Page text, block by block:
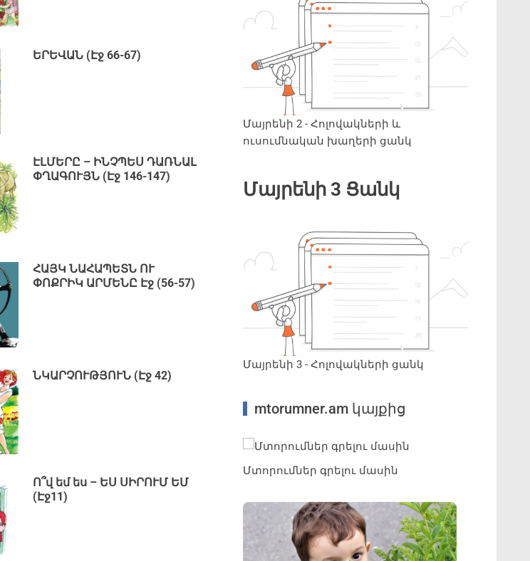
ԵՐԵՎԱՆ (Էջ 66-67)
ԷԼՄԵՐԸ – ԻՆՉՊԵՍ ԴԱՌՆԱԼ
ՓՂԱԳՈՒՅՆ (Էջ 146-147)
ՀԱՅԿ ՆԱՀԱՊԵՏՆ ՈՒ
ՓՈՔՐԻԿ ԱՐՄԵՆԸ Էջ (56-57)
ՆԿԱՐՉՈՒԹՅՈՒՆ (Էջ 42)
Ո՞վ եմ ես – ԵՍ ՍԻՐՈՒՄ ԵՄ
(Էջ11)
Մայրենի 2 - Հոլովակների և
ուսումնական խաղերի ցանկ
Մայրենի 3 Ցանկ
Մայրենի 3 - Հոլովակների ցանկ
mtorumner.am կայքից
Մտորումներ գրելու մասին